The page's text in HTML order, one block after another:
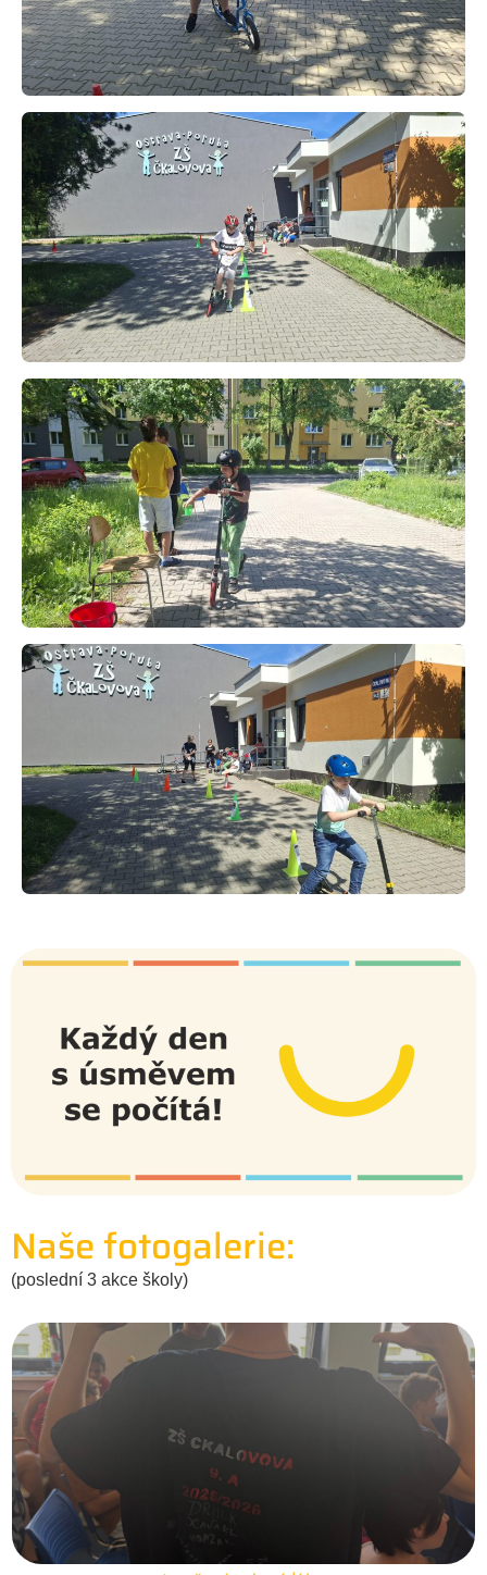
Naše fotogalerie:
(poslední 3 akce školy)